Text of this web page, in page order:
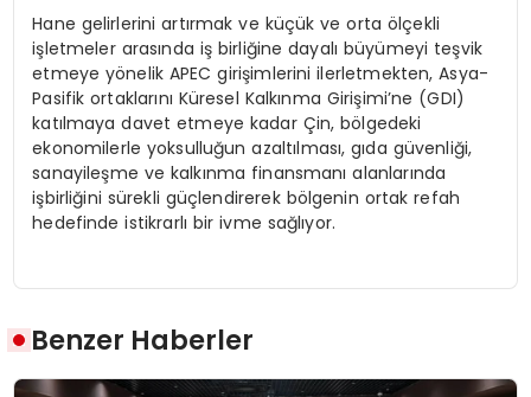
Hane gelirlerini artırmak ve küçük ve orta ölçekli
işletmeler arasında iş birliğine dayalı büyümeyi teşvik
etmeye yönelik APEC girişimlerini ilerletmekten, Asya-
Pasifik ortaklarını Küresel Kalkınma Girişimi’ne (GDI)
katılmaya davet etmeye kadar Çin, bölgedeki
ekonomilerle yoksulluğun azaltılması, gıda güvenliği,
sanayileşme ve kalkınma finansmanı alanlarında
işbirliğini sürekli güçlendirerek bölgenin ortak refah
hedefinde istikrarlı bir ivme sağlıyor.
Benzer Haberler